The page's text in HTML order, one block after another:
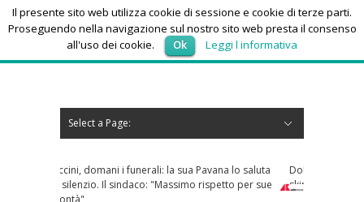
venerdì 7, Agosto 2026
Select a Page:
la sua Pavana lo saluta
rispetto per sue
Dolomiti Superski, via ai rimborsi degli
skipass: ecco chi può richiederli
Il presente sito web utilizza cookie di sessione e cookie di terze parti.
Proseguendo nella navigazione sul nostro sito web presta il consenso
all'uso dei cookie.
Ok Leggi l informativa